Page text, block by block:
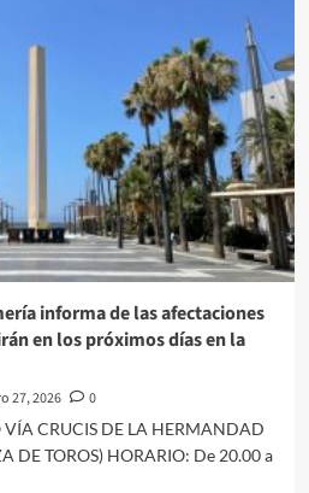
informa de las afectaciones
en los próximos días en la
27, 2026
0
VÍA CRUCIS DE LA HERMANDAD
DE TOROS) HORARIO: De 20.00 a